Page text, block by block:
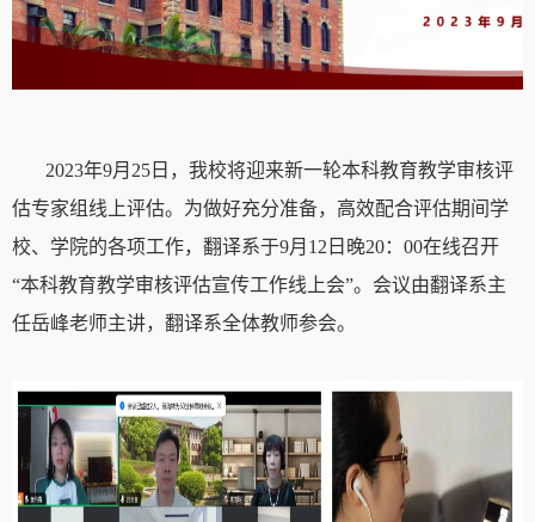
2023年9月 25日，我校将迎来新一轮本科教育教学审核评
估专家组线上评估。为做好充分准备，高效配合评估期间学
校、学院的各项工作，翻译系于9月 12 日晚20： 00在线召开
“本科教育教学审核评估宣传工作线上会”。会议由翻译系主
任岳峰老师主讲，翻译系全体教师参会。